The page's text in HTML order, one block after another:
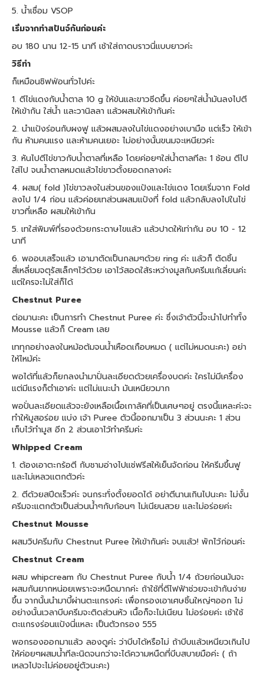
5. น้ำเชื่อม VSOP
เริ่มจากทำสปันจ์กันก่อนค่ะ
อบ 180 นาน 12-15 นาที เช้าใส่ถาดบราวนี่แบบยาวค่ะ
วิธีทำ
ก็เหมือนชิฟฟ่อนทั่วไปค่ะ
1. ตีไข่แดงกับน้ำตาล 10 g ให้ข้นและขาวซีดขึ้น ค่อยๆใส่น้ำมันลงไปตี
ให้เข้ากัน ใส่น้ำ และวานิลลา แล้วผสมให้เข้ากันค่ะ
2. นำแป้งร่อนกับผงฟู แล้วผสมลงในไข่แดงอย่างเบามือ แต่เร็ว ให้เข้า
กัน ห้ามคนแรง และห้ามคนเยอะ ไม่อย่างนั้นขนมจะเหนียวค่ะ
3. หันไปตีไข่ขาวกับน้ำตาลที่เหลือ โดยค่อยๆใส่น้ำตาลทีละ 1 ช้อน ตีไป
ใส่ไป จนน้ำตาลหมดแล้วไข่ขาวตั้งยอดกลางค่ะ
4. ผสม( fold )ไข่ขาวลงในส่วนของแป้งและไข่แดง โดยเริ่มจาก Fold
ลงไป 1/4 ก่อน แล้วค่อยเทส่วนผสมแป้งที่ fold แล้วกลับลงไปในไข่
ขาวที่เหลือ ผสมให้เข้ากัน
5. เทใส่พิมพ์ที่รองด้วยกระดาษไขแล้ว แล้วปาดให้เท่ากัน อบ 10 - 12
นาที
6. พออบเสร็จแล้ว เอามาตัดเป็นกลมๆด้วย ring ค่ะ แล้วก็ ตัดชิ้น
สี่เหลี่ยมจตุรัสเล็กๆไว้ด้วย เอาไว้สอดใส้ระหว่างมูสกับครีมแก้เลี่ยนค่ะ
แต่ใครจะไม่ใส่ก็ได้
Chestnut Puree
ต่อมานะคะ เป็นการทำ Chestnut Puree ค่ะ ซึ่งเจ้าตัวนี้จะนำไปทำทั้ง
Mousse แล้วก็ Cream เลย
เททุกอย่างลงในหม้อต้มจนน้ำเหือดเกือบหมด ( แต่ไม่หมดนะคะ) อย่า
ให้ไหม้ค่ะ
พอได้ที่แล้วก็ยกลงนำมาปั่นละเอียดด้วยเครื่องบดค่ะ ใครไม่มีเครื่อง
แต่มีแรงก็ตำเอาค่ะ แต่ไม่แนะนำ มันเหนียวมาก
พอปั่นละเอียดแล้วจะยังเหลือเนื้อเกาลัคที่เป็นเศษๆอยู่ ตรงนี้แหละค่ะจะ
ทำให้มูสอร่อย แบ่ง เจ้า Puree ตัวนี้ออกมาเป็น 3 ส่วนนะคะ 1 ส่วน
เก็บไว้ทำมูส อีก 2 ส่วนเอาไว้ทำครีมค่ะ
Whipped Cream
1. ต้องเอาตะกร้อตี กับชามอ่างไปแช่ฟรีสให้เย็นจัดก่อน ให้ครีมขึ้นฟู
และไม่เหลวแตกตัวค่ะ
2. ตีด้วยสปีดเร็วค่ะ จนกระทั่งตั้งยอดได้ อย่าตีนานเกินไปนะคะ ไม่งั้น
ครีมจะแตกตัวเป็นส่วนน้ำๆกับก้อนๆ ไม่เนียนสวย และไม่อร่อยค่ะ
Chestnut Mousse
ผสมวิปครีมกับ Chestnut Puree ให้เข้ากันค่ะ จบแล้ว! พักไว้ก่อนค่ะ
Chestnut Cream
ผสม whipcream กับ Chestnut Puree กับน้ำ 1/4 ถ้วยก่อนมันจะ
ผสมกันยากหน่อยเพราะจะหนืดมากค่ะ ถ้าใช้ที่ตีไฟฟ้าช่วยจะเข้ากันง่าย
ขึ้น จากนั้นนำมาบี้ผ่านตะแกรงค่ะ เพื่อกรองเอาเศษชิ้นใหญ่ๆออก ไม่
อย่างนั้นเวลาบีบครีมจะติดส่วนหัว เนื้อก็จะไม่เนียน ไม่อร่อยค่ะ เช้าใช้
ตะแกรงร่อนแป้งนี่แหละ เป็นตัวกรอง 555
พอกรองออกมาแล้ว ลองดูค่ะ ว่าบีบได้หรือไม่ ถ้าบีบแล้วเหนียวเกินไป
ให้ค่อยๆผสมน้ำทีละนิดจนกว่าจะได้ความหนืดที่บีบสบายมือค่ะ ( ถ้า
เหลวไปจะไม่ค่อยอยู่ตัวนะคะ)